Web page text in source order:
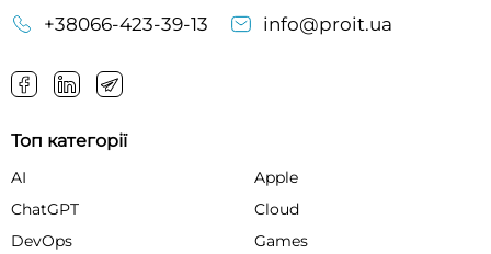
+38066-423-39-13
info@proit.ua
Топ категорії
AI
Apple
ChatGPT
Cloud
DevOps
Games